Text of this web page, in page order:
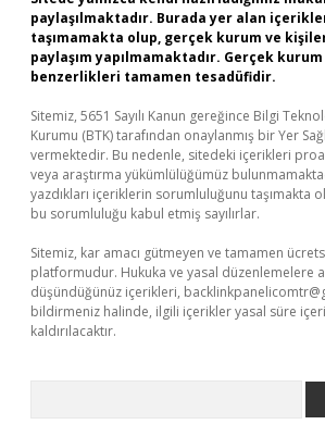
paylaşılmaktadır. Burada yer alan
taşımamakta olup, gerçek kurum ve
paylaşım yapılmamaktadır. Gerçek
benzerlikleri tamamen tesadüfidir.
Sitemiz, 5651 Sayılı Kanun gereğince Bilgi
Kurumu (BTK) tarafından onaylanmış bir Yer
vermektedir. Bu nedenle, sitedeki içerikleri
veya araştırma yükümlülüğümüz
yazdıkları içeriklerin sorumluluğunu taşımakta
bu sorumluluğu kabul etmiş sayılırlar.
Sitemiz, kar amacı gütmeyen ve tamamen
platformudur. Hukuka ve yasal düzenlemelere
düşündüğünüz içerikleri,
bildirmeniz halinde, ilgili içerikler yasal süre
kaldırılacaktır.